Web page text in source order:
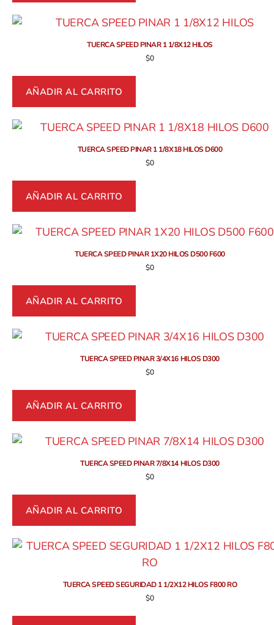
TUERCA SPEED PINAR 1 1/8X12 HILOS
$0
AÑADIR AL CARRITO
TUERCA SPEED PINAR 1 1/8X18 HILOS D600
$0
AÑADIR AL CARRITO
TUERCA SPEED PINAR 1X20 HILOS D500 F600
$0
AÑADIR AL CARRITO
TUERCA SPEED PINAR 3/4X16 HILOS D300
$0
AÑADIR AL CARRITO
TUERCA SPEED PINAR 7/8X14 HILOS D300
$0
AÑADIR AL CARRITO
TUERCA SPEED SEGURIDAD 1 1/2X12 HILOS F800 RO
$0